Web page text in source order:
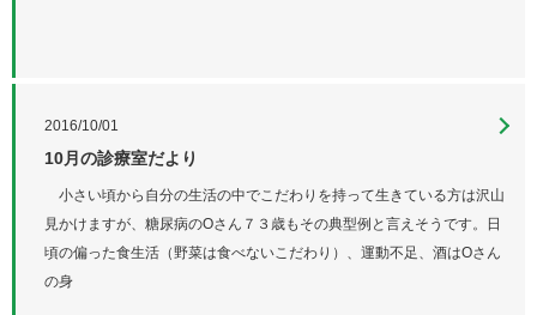
2016/10/01
10月の診療室だより
小さい頃から自分の生活の中でこだわりを持って生きている方は沢山
見かけますが、糖尿病のOさん７３歳もその典型例と言えそうです。日
頃の偏った食生活（野菜は食べないこだわり）、運動不足、酒はOさん
の身